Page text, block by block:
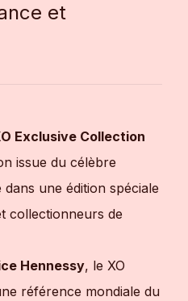
et
Exclusive Collection
issue du célèbre
dans une édition spéciale
collectionneurs de
Hennessy, le XO
référence mondiale du